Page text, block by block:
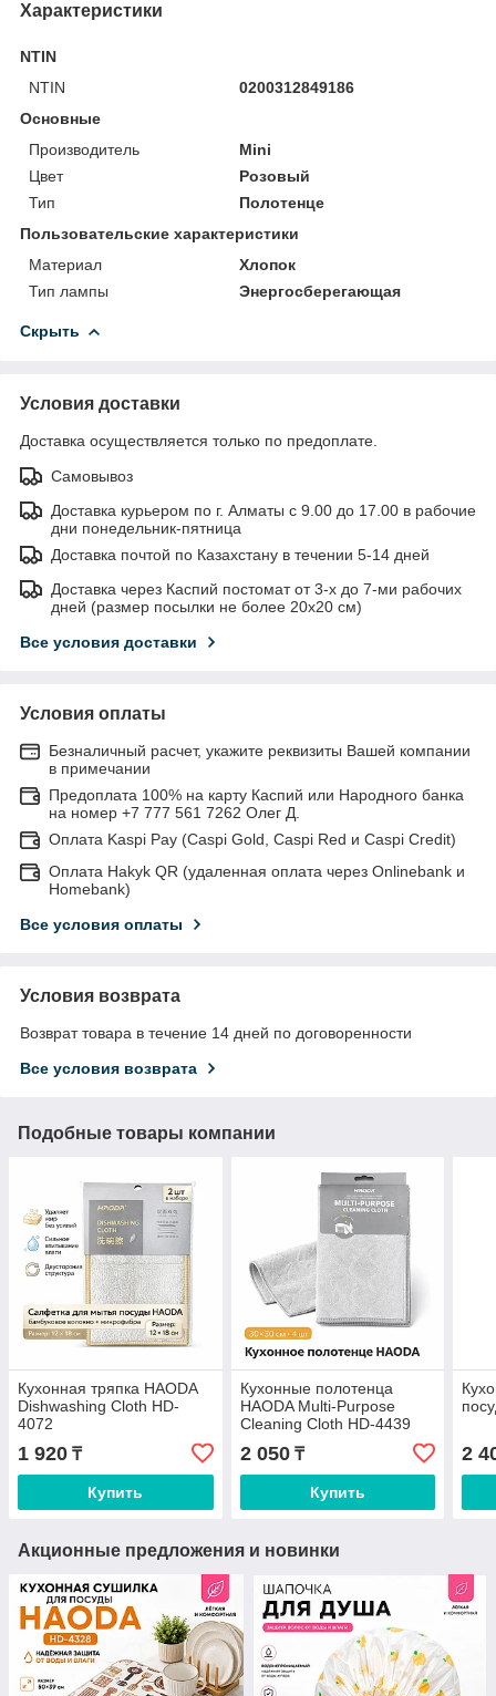
Характеристики
NTIN
NTIN
0200312849186
Основные
Производитель
Mini
Цвет
Розовый
Тип
Полотенце
Пользовательские характеристики
Материал
Хлопок
Тип лампы
Энергосберегающая
Скрыть
Условия доставки
Доставка осуществляется только по предоплате.
Самовывоз
Доставка курьером по г. Алматы с 9.00 до 17.00 в рабочие
дни понедельник-пятница
Доставка почтой по Казахстану в течении 5-14 дней
Доставка через Каспий постомат от 3-х до 7-ми рабочих
дней (размер посылки не более 20х20 см)
Все условия доставки
Условия оплаты
Безналичный расчет, укажите реквизиты Вашей компании
в примечании
Предоплата 100% на карту Каспий или Народного банка
на номер +7 777 561 7262 Олег Д.
Оплата Kaspi Pay (Caspi Gold, Caspi Red и Caspi Credit)
Оплата Hakyk QR (удаленная оплата через Onlinebank и
Homebank)
Все условия оплаты
Условия возврата
Возврат товара в течение 14 дней по договоренности
Все условия возврата
Подобные товары компании
Кухонная тряпка HAODA
Dishwashing Cloth HD-
4072
1 920 ₸
Купить
Кухонные полотенца
HAODA Multi-Purpose
Cleaning Cloth HD-4439
2 050₸
Купить
2
Акционные предложения и новинки